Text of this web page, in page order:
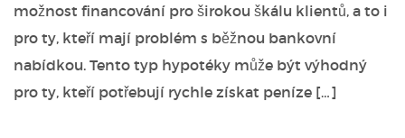
možnost financování pro širokou škálu klientů, a to i
pro ty, kteří mají problém s běžnou bankovní
nabídkou. Tento typ hypotéky může být výhodný
pro ty, kteří potřebují rychle získat peníze […]